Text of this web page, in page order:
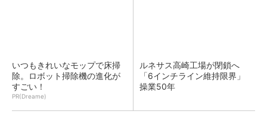
いつもきれいなモップで床掃
除。ロボット掃除機の進化が
すごい！
PR(Dreame)
ルネサス高崎工場が閉鎖へ
「6インチライン維持限界」
操業50年